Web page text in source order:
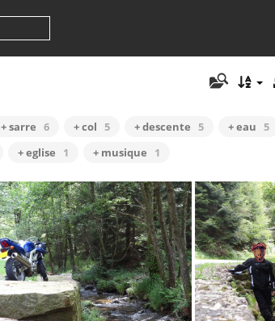
+ sarre 6 + col 5 + descente 5 + eau 5
+ eglise 1 + musique 1